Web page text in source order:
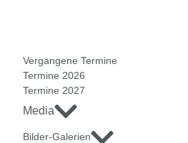
Vergangene Termine
Termine 2026
Termine 2027
Media
Bilder-Galerien